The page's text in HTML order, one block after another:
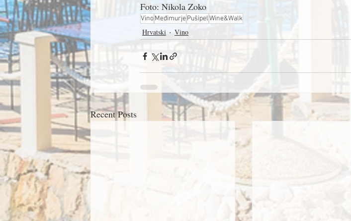
Foto: Nikola Zoko
VinoMeđimurjePušipelWine&Walk
Hrvatski Vino
Recent Posts